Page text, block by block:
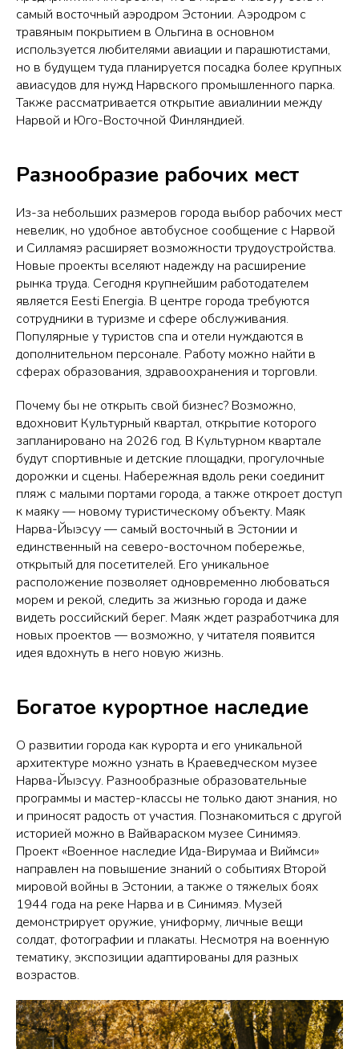
самый восточный аэродром Эстонии. Аэродром с
травяным покрытием в Ольгина в основном
используется любителями авиации и парашютистами,
но в будущем туда планируется посадка более крупных
авиасудов для нужд Нарвского промышленного парка.
Также рассматривается открытие авиалинии между
Нарвой и Юго-Восточной Финляндией.
Разнообразие рабочих мест
Из-за небольших размеров города выбор рабочих мест
невелик, но удобное автобусное сообщение с Нарвой
и Силламяэ расширяет возможности трудоустройства.
Новые проекты вселяют надежду на расширение
рынка труда. Сегодня крупнейшим работодателем
является Eesti Energia. В центре города требуются
сотрудники в туризме и сфере обслуживания.
Популярные у туристов спа и отели нуждаются в
дополнительном персонале. Работу можно найти в
сферах образования, здравоохранения и торговли.
Почему бы не открыть свой бизнес? Возможно,
вдохновит Культурный квартал, открытие которого
запланировано на 2026 год. В Культурном квартале
будут спортивные и детские площадки, прогулочные
дорожки и сцены. Набережная вдоль реки соединит
пляж с малыми портами города, а также откроет доступ
к маяку — новому туристическому объекту. Маяк
Нарва-Йыэсуу — самый восточный в Эстонии и
единственный на северо-восточном побережье,
открытый для посетителей. Его уникальное
расположение позволяет одновременно любоваться
морем и рекой, следить за жизнью города и даже
видеть российский берег. Маяк ждет разработчика для
новых проектов — возможно, у читателя появится
идея вдохнуть в него новую жизнь.
Богатое курортное наследие
О развитии города как курорта и его уникальной
архитектуре можно узнать в Краеведческом музее
Нарва-Йыэсуу. Разнообразные образовательные
программы и мастер-классы не только дают знания, но
и приносят радость от участия. Познакомиться с другой
историей можно в Вайвараском музее Синимяэ.
Проект «Военное наследие Ида-Вирумаа и Виймси»
направлен на повышение знаний о событиях Второй
мировой войны в Эстонии, а также о тяжелых боях
1944 года на реке Нарва и в Синимяэ. Музей
демонстрирует оружие, униформу, личные вещи
солдат, фотографии и плакаты. Несмотря на военную
тематику, экспозиции адаптированы для разных
возрастов.